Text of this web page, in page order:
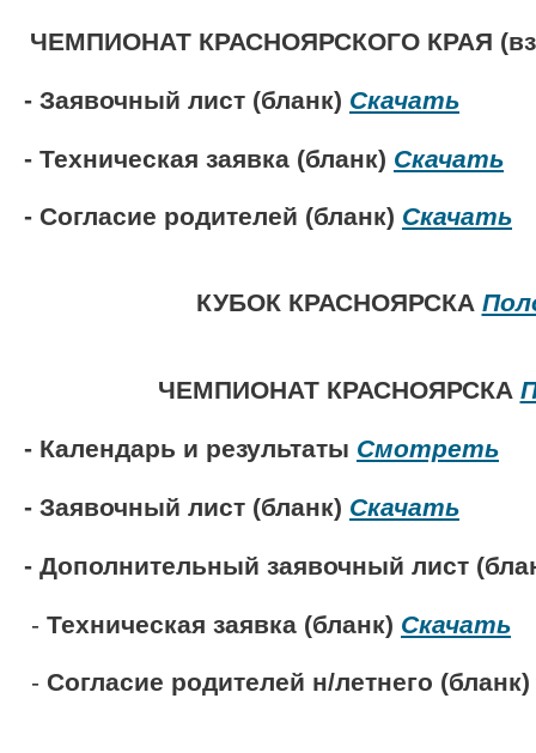
ЧЕМПИОНАТ КРАСНОЯРСКОГО КРАЯ
- Заявочный лист (бланк) Скачать
- Техническая заявка (бланк) Скачать
- Согласие родителей (бланк) Скачать
КУБОК КРАСНОЯРСКА
ЧЕМПИОНАТ КРАСНОЯРСКА
- Календарь и результаты Смотреть
- Заявочный лист (бланк) Скачать
- Дополнительный заявочный лист
- Техническая заявка (бланк) Скачать
- Согласие родителей н/летнего (бланк)